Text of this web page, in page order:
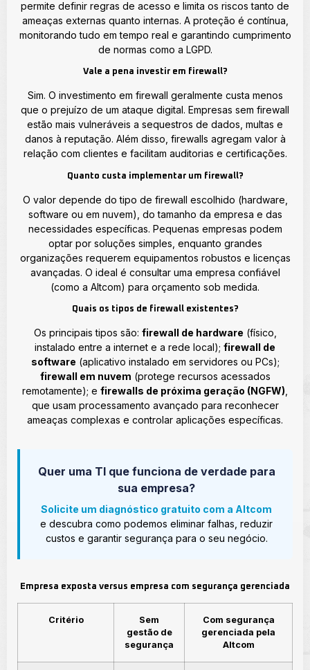
permite definir regras de acesso e limita os riscos tanto de
ameaças externas quanto internas. A proteção é contínua,
monitorando tudo em tempo real e garantindo cumprimento
de normas como a LGPD.
Vale a pena investir em firewall?
Sim. O investimento em firewall geralmente custa menos
que o prejuízo de um ataque digital. Empresas sem firewall
estão mais vulneráveis a sequestros de dados, multas e
danos à reputação. Além disso, firewalls agregam valor à
relação com clientes e facilitam auditorias e certificações.
Quanto custa implementar um firewall?
O valor depende do tipo de firewall escolhido (hardware,
software ou em nuvem), do tamanho da empresa e das
necessidades específicas. Pequenas empresas podem
optar por soluções simples, enquanto grandes
organizações requerem equipamentos robustos e licenças
avançadas. O ideal é consultar uma empresa confiável
(como a Altcom) para orçamento sob medida.
Quais os tipos de firewall existentes?
Os principais tipos são: firewall de hardware (físico,
instalado entre a internet e a rede local); firewall de
software (aplicativo instalado em servidores ou PCs);
firewall em nuvem (protege recursos acessados
remotamente); e firewalls de próxima geração (NGFW)
que usam processamento avançado para reconhecer
ameaças complexas e controlar aplicações específicas.
Quer uma TI que funciona de verdade para
sua empresa?
Solicite um diagnóstico gratuito com a Altcom
e descubra como podemos eliminar falhas, reduzir
custos e garantir segurança para o seu negócio.
Empresa exposta versus empresa com segurança gerenciada
Critério
Sem
gestão de
segurança
Com segurança
gerenciada pela
Altcom